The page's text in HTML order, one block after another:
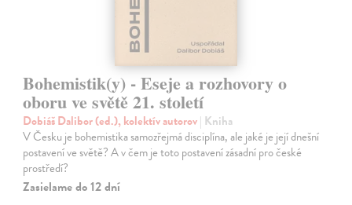
Bohemistik(y) - Eseje a rozhovory o
oboru ve světě 21. století
Dobiáš Dalibor (ed.), kolektív autorov| Kniha
V Česku je bohemistika samozřejmá disciplína, ale jaké je její dnešní
postavení ve světě? A v čem je toto postavení zásadní pro české
prostředí?
Zasielame do 12 dní